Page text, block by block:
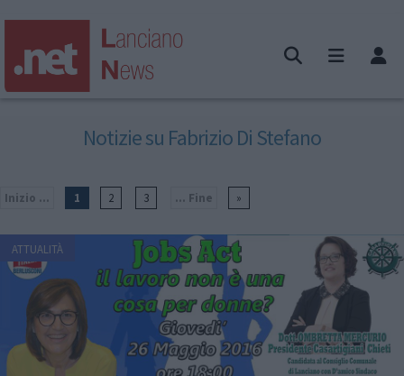
Notizie su Fabrizio Di Stefano
Inizio ... 1 2 3 ... Fine »
ATTUALITÀ